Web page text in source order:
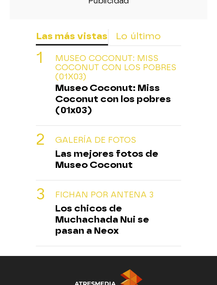
Las más vistas Lo último
MUSEO COCONUT: MISS
COCONUT CON LOS POBRES
(01X03)
Museo Coconut: Miss
Coconut con los pobres
(01x03)
GALERÍA DE FOTOS
Las mejores fotos de
Museo Coconut
FICHAN POR ANTENA 3
Los chicos de
Muchachada Nui se
pasan a Neox